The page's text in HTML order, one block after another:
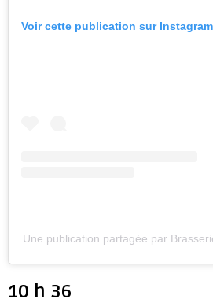
Voir cette publication sur Instagram
Une publication partagée par
10 h 36